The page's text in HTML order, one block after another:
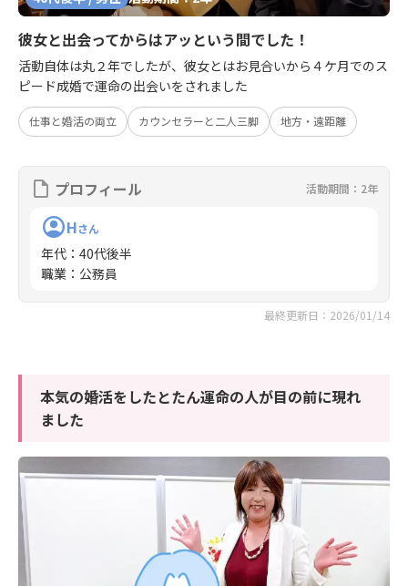
彼女と出会ってからはアッという間でした！
活動自体は丸２年でしたが、彼女とはお見合いから４ケ月でのス
ピード成婚で運命の出会いをされました
仕事と婚活の両立 カウンセラーと二人三脚 地方・遠距離
プロフィール 活動期間：2年
Hさん
年代 ： 40代後半
職業 ： 公務員
最終更新日：2026/01/14
本気の婚活をしたとたん運命の人が目の前に現れ
ました